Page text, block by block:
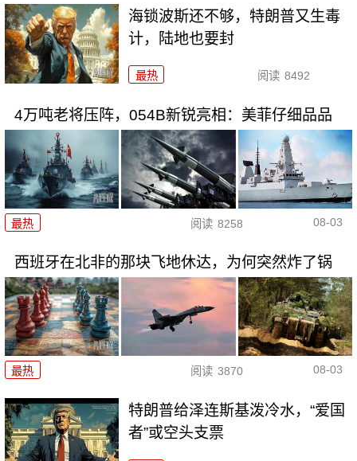
海锁波斯还不够，特朗普又生毒
计，陆地也要封
最热 阅读 8492
4万吨老将压阵，054B新锐亮相：美菲仔细品品
最热 阅读 8258 08-03
西班牙在北非的那块飞地休达，为何突然炸了锅
最热 阅读 3870 08-03
特朗普给泽连斯基泼冷水，“爱国
者”或空头支票